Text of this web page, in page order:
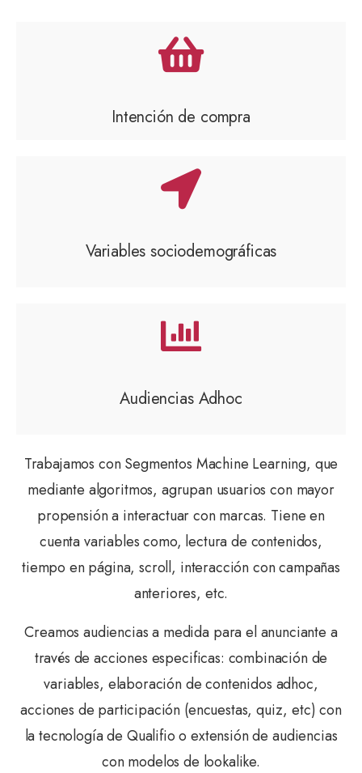
Intención de compra
Variables sociodemográficas
Audiencias Adhoc
Trabajamos con Segmentos Machine Learning, que
mediante algoritmos, agrupan usuarios con mayor
propensión a interactuar con marcas. Tiene en
cuenta variables como, lectura de contenidos,
tiempo en página, scroll, interacción con campañas
anteriores, etc.
Creamos audiencias a medida para el anunciante a
través de acciones especificas: combinación de
variables, elaboración de contenidos adhoc,
acciones de participación (encuestas, quiz, etc) con
la tecnología de Qualifio o extensión de audiencias
con modelos de lookalike.